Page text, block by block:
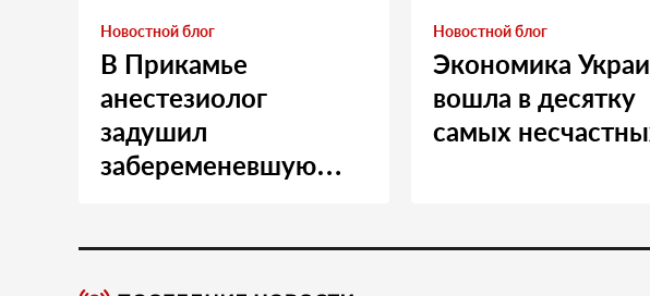
Новостной блог
В Прикамье
анестезиолог
задушил
забеременевшую
Новостной блог
Экономика
вошла в десятку
самых